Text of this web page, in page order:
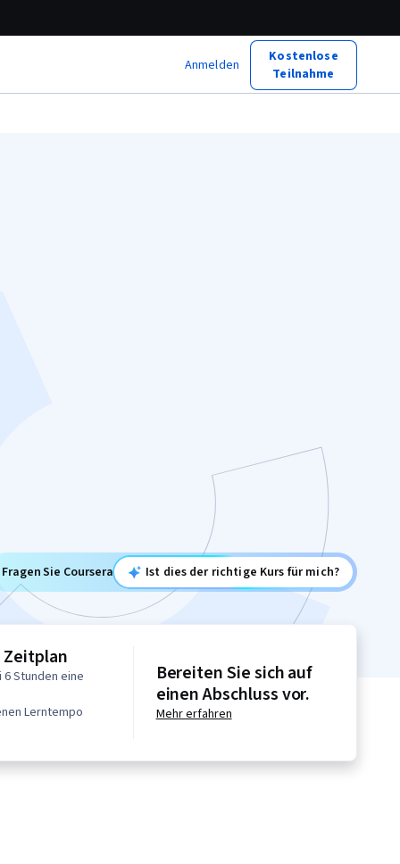
Anmelden
Kostenlose
Teilnahme
Fragen Sie Coursera Ist dies der richtige Kurs für mich?
Stunden eine
Lerntempo
Bereiten Sie sich auf
einen Abschluss vor.
Mehr erfahren